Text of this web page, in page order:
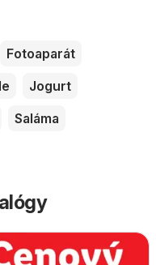
Fotoaparát
Jogurt
Saláma